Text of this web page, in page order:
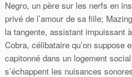
Negro, un père sur les nerfs en
privé de l’amour de sa fille;
la tangente, assistant impuissant
Cobra, célibataire qu’on suppose
capitonné dans un logement social
s’échappent les nuisances